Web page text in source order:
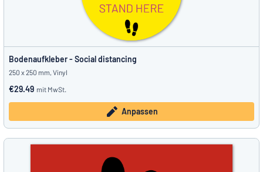
Bodenaufkleber - Social distancing
250 x 250 mm, Vinyl
€29.49 mit MwSt.
Anpassen